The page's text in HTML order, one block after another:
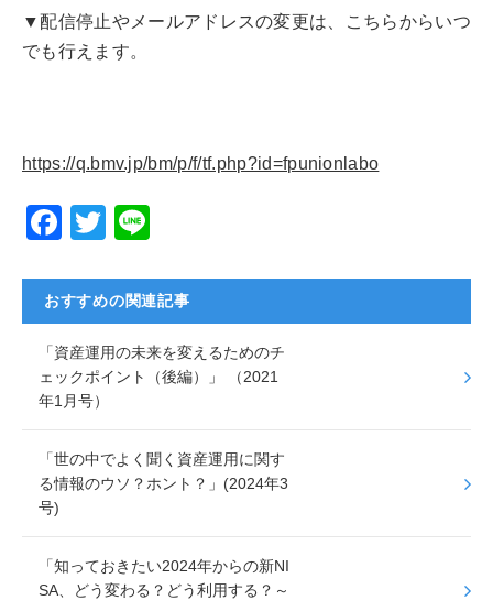
▼配信停止やメールアドレスの変更は、こちらからいつ
でも行えます。
https://q.bmv.jp/bm/p/f/tf.php?id=fpunionlabo
F
c
e
b
o
o
k
T
tt
er
e
おすすめの関連記事
「資産運用の未来を変えるためのチ
ェックポイント（後編）」 （2021
年1月号）
「世の中でよく聞く資産運用に関す
る情報のウソ？ホント？」(2024年3
号)
「知っておきたい2024年からの新NI
SA、どう変わる？どう利用する？～